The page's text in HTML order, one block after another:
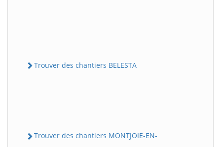
Trouver des chantiers BELESTA
Trouver des chantiers MONTJOIE-EN-